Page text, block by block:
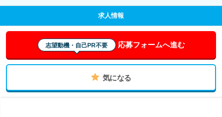
求人情報
志望動機・自己PR不要 応募フォームへ進む
気になる